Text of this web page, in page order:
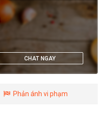
CHAT NGAY
Phản ánh vi phạm